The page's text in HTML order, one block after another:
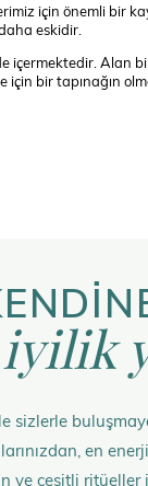
için önemli bir
eskidir.
içermektedir. Alan
bir tapınağın
iyilik
sizlerle
en
ve çeşitli